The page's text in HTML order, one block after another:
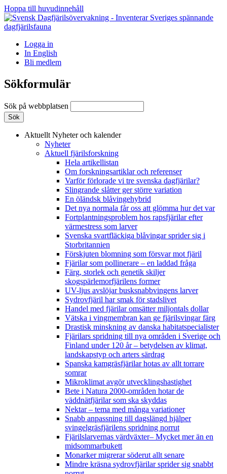
Hoppa till huvudinnehåll
Logga in
In English
Bli medlem
Sökformulär
Sök på webbplatsen
Aktuellt Nyheter och kalender
Nyheter
Aktuell fjärilsforskning
Hela artikellistan
Om forskningsartiklar och referenser
Varför förlorade vi tre svenska dagfjärilar?
Slingrande slåtter ger större variation
En öländsk blåvingehybrid
Det nya normala får oss att glömma hur det var
Fortplantningsproblem hos rapsfjärilar efter
värmestress som larver
Svenska svartfläckiga blåvingar sprider sig i
Storbritannien
Förskjuten blomning som försvar mot fjäril
Fjärilar som pollinerare – en laddad fråga
Färg, storlek och genetik skiljer
skogspärlemorfjärilens former
UV-ljus avslöjar busksnabbvingens larver
Sydrovfjäril har smak för stadslivet
Handel med fjärilar omsätter miljontals dollar
Vätska i vingmembran kan ge fjärilsvingar färg
Drastisk minskning av danska habitatspecialister
Fjärilars spridning till nya områden i Sverige och
Finland under 120 år– betydelsen av klimat,
landskapstyp och arters särdrag
Spanska kamgräsfjärilar hotas av allt torrare
somrar
Mikroklimat avgör utvecklingshastighet
Bete i Natura 2000-områden hotar de
väddnätfjärilar som ska skyddas
Nektar – tema med många variationer
Snabb anpassning till dagslängd hjälper
svingelgräsfjärilens spridning norrut
Fjärilslarvernas värdväxter– Mycket mer än en
midsommarbukett
Monarker migrerar söderut allt senare
Mindre kräsna sydrovfjärilar sprider sig snabbt